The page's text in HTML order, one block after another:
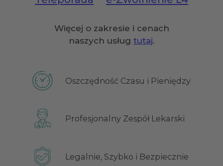
Więcej o zakresie i cenach
naszych usług tutaj.
Oszczędność Czasu i Pieniędzy
Profesjonalny Zespół Lekarski
Legalnie, Szybko i Bezpiecznie